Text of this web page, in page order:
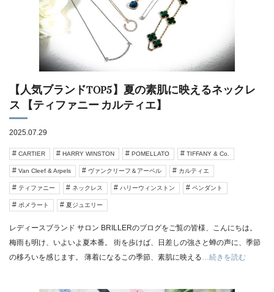
【人気ブランドTOP5】夏の素肌に映えるネックレ
ス 【ティファニー カルティエ】
2025.07.29
CARTIER HARRY WINSTON POMELLATO TIFFANY & Co.
Van Cleef & Arpels ヴァンクリーフ＆アーペル カルティエ
ティファニー ネックレス ハリーウィンストン ペンダント
ポメラート 夏ジュエリー
レディースブランド サロン BRILLERのブログをご覧の皆様、こんにちは。
梅雨も明け、いよいよ夏本番。 街を歩けば、日差しの強さと蝉の声に、季節
の移ろいを感じます。 薄着になるこの季節、素肌に映える…続きを読む